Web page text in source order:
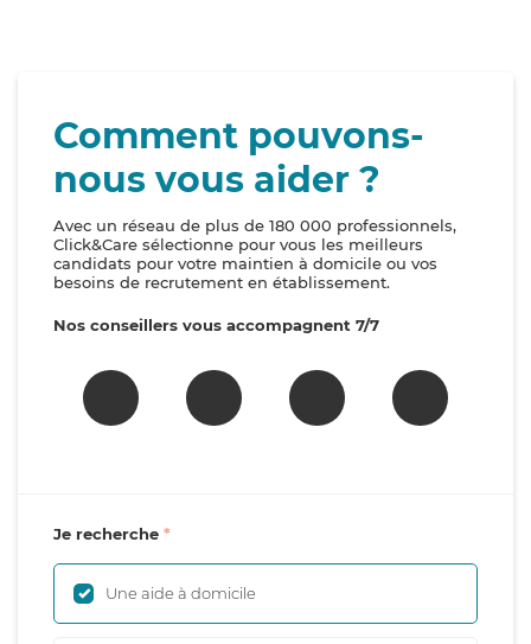
Comment pouvons-
nous vous aider ?
Avec un réseau de plus de 180 000 professionnels,
Click&Care sélectionne pour vous les meilleurs
candidats pour votre maintien à domicile ou vos
besoins de recrutement en établissement.
Nos conseillers vous accompagnent 7/7
Je recherche
Une aide à domicile